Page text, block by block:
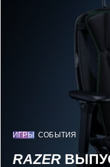
ИГРЫ СОБЫТИЯ
RAZER